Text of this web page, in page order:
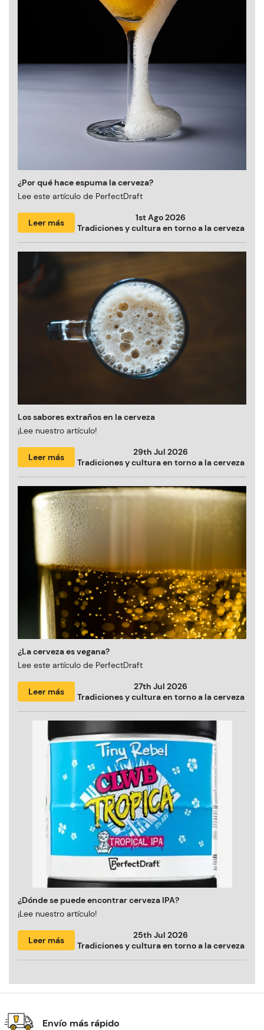
¿Por qué hace espuma la cerveza?
Lee este artículo de PerfectDraft
Leer más
1st Ago 2026
Tradiciones y cultura en torno a la cerveza
Los sabores extraños en la cerveza
¡Lee nuestro artículo!
Leer más
29th Jul 2026
Tradiciones y cultura en torno a la cerveza
¿La cerveza es vegana?
Lee este artículo de PerfectDraft
Leer más
27th Jul 2026
Tradiciones y cultura en torno a la cerveza
¿Dónde se puede encontrar cerveza IPA?
¡Lee nuestro artículo!
Leer más
25th Jul 2026
Tradiciones y cultura en torno a la cerveza
Envío más rápido